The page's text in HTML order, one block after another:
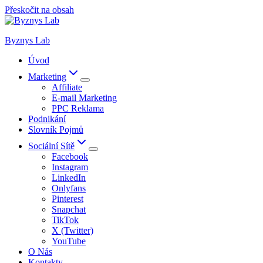
Přeskočit na obsah
Byznys Lab
Úvod
Marketing
Affiliate
E-mail Marketing
PPC Reklama
Podnikání
Slovník Pojmů
Sociální Sítě
Facebook
Instagram
LinkedIn
Onlyfans
Pinterest
Snapchat
TikTok
X (Twitter)
YouTube
O Nás